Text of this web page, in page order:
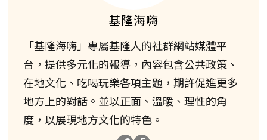
基隆海嗨
「基隆海嗨」專屬基隆人的社群網站媒體平
台，提供多元化的報導，內容包含公共政策、
在地文化、吃喝玩樂各項主題，期許促進更多
地方上的對話。並以正面、溫暖、理性的角
度，以展現地方文化的特色。